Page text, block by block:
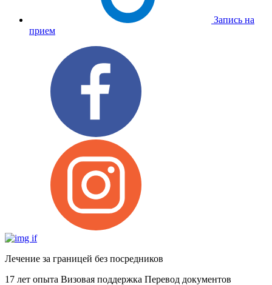
Запись на
прием
Лечение за границей без посредников
17 лет опыта Визовая поддержка Перевод документов